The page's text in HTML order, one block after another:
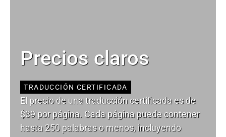
Precios claros
TRADUCCIÓN CERTIFICADA
El precio de una traducción certificada es de
$39 por página. Cada página puede contener
hasta 250 palabras o menos, incluyendo